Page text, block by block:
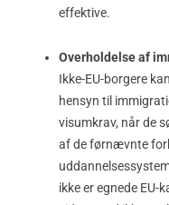
effektive.
Overholdelse af
Ikke-EU-borgere
hensyn til
visumkrav, når de
af de førnævnte
ikke er egnede EU-